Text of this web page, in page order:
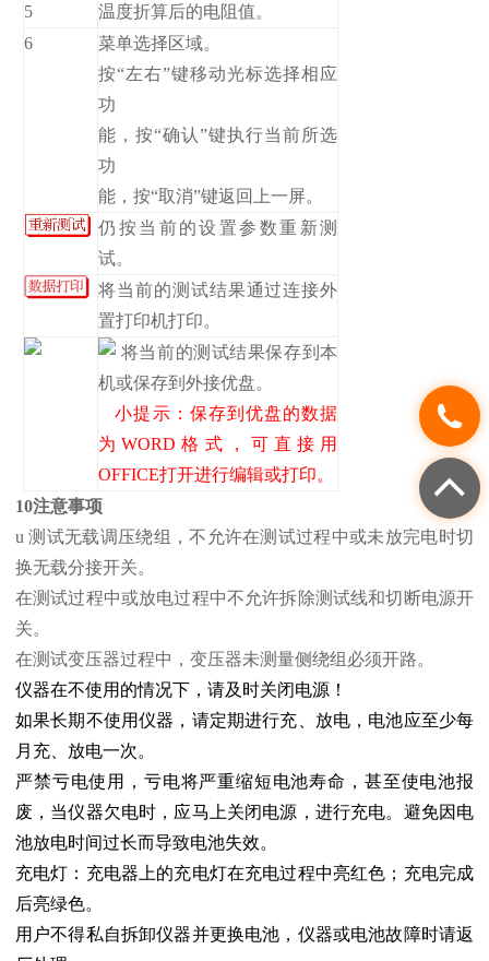
5
温度折算后的电阻值。
6
菜单选择区域。
按“左右”键移动光标选择相应
功
能，按“确认”键执行当前所选
功
能，按“取消”键返回上一屏。
仍按当前的设置参数重新测
试。
将当前的测试结果通过连接外
置打印机打印。
将当前的测试结果保存到本
机或保存到外接优盘。
小提示：保存到优盘的数据
为WORD格式，可直接用
OFFICE打开进行编辑或打印。
10注意事项
u 测试无载调压绕组，不允许在测试过程中或未放完电时切
换无载分接开关。
在测试过程中或放电过程中不允许拆除测试线和切断电源开
关。
在测试变压器过程中，变压器未测量侧绕组必须开路。
仪器在不使用的情况下，请及时关闭电源！
如果长期不使用仪器，请定期进行充、放电，电池应至少每
月充、放电一次。
严禁亏电使用，亏电将严重缩短电池寿命，甚至使电池报
废，当仪器欠电时，应马上关闭电源，进行充电。避免因电
池放电时间过长而导致电池失效。
充电灯：充电器上的充电灯在充电过程中亮红色；充电完成
后亮绿色。
用户不得私自拆卸仪器并更换电池，仪器或电池故障时请返